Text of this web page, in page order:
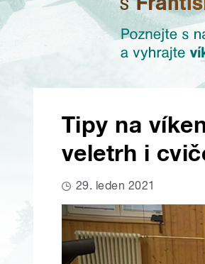
Tipy na
veletrh i
29. leden 2021